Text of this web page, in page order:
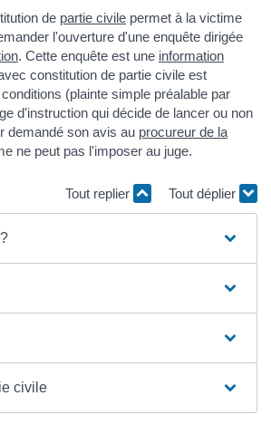
de partie civile permet à la victime
l'ouverture d'une enquête dirigée
. Cette enquête est une information
constitution de partie civile est
(plainte simple préalable par
d'instruction qui décide de lancer ou non
demandé son avis au procureur de la
ne peut pas l'imposer au juge.
Tout replier Tout déplier
civile